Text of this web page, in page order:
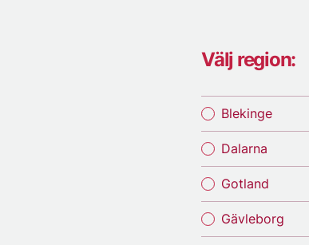
Välj region:
Blekinge
Dalarna
Gotland
Gävleborg